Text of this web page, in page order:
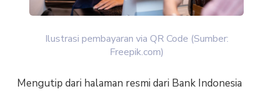
Ilustrasi pembayaran via QR Code (Sumber:
Freepik.com)
Mengutip dari halaman resmi dari Bank Indonesia